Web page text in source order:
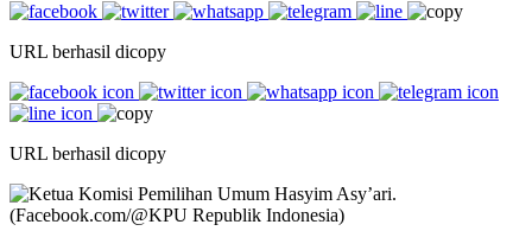
URL berhasil dicopy
URL berhasil dicopy